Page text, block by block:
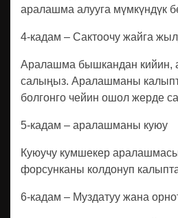
аралашма алууга мүмкүндүк
4-кадам – Сактоочу жайга
Аралашма бышкандан кийин,
салыңыз. Аралашманы
болгонго чейин ошол жерде
5-кадам – аралашманы куюу
Куюучу кумшекер
форсунканы колдонуп
6-кадам – Муздатуу жана